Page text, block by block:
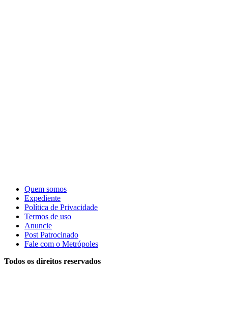
Quem somos
Expediente
Política de Privacidade
Termos de uso
Anuncie
Post Patrocinado
Fale com o Metrópoles
Todos os direitos reservados